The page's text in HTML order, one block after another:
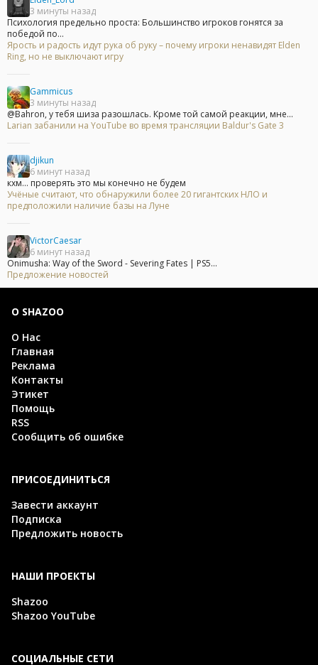
3 минуты назад
Психология предельно проста: Большинство игроков гонятся за
победой по...
Ярость и радость идут рука об руку – почему игроки ненавидят Elden
Ring, но не выключают игру
Gammicus
3 минуты назад
@Bahron, у тебя шиза разошлась. Кроме той самой реакции, мне...
Larian забанили на YouTube во время трансляции Baldur's Gate 3
djikun
6 минут назад
кхм... проверять это мы конечно не будем
Учёные считают, что обнаружили более 20 гигантских НЛО и
предположили наличие базы на Луне
VictorCaesar
6 минут назад
Onimusha: Way of the Sword - Severing Fates | PS5...
Предложение новостей
О SHAZOO
О Нас
Главная
Реклама
Контакты
Этикет
Помощь
RSS
Сообщить об ошибке
ПРИСОЕДИНИТЬСЯ
Завести аккаунт
Подписка
Предложить новость
НАШИ ПРОЕКТЫ
Shazoo
Shazoo YouTube
СОЦИАЛЬНЫЕ СЕТИ